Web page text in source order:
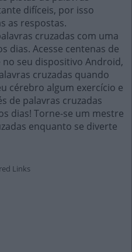
difíceis, por isso
as respostas.
cruzadas com uma
dias. Acesse centenas de
seu dispositivo Android,
cruzadas quando
cérebro algum exercício e
de palavras cruzadas
dias! Torne-se um mestre
enquanto se diverte